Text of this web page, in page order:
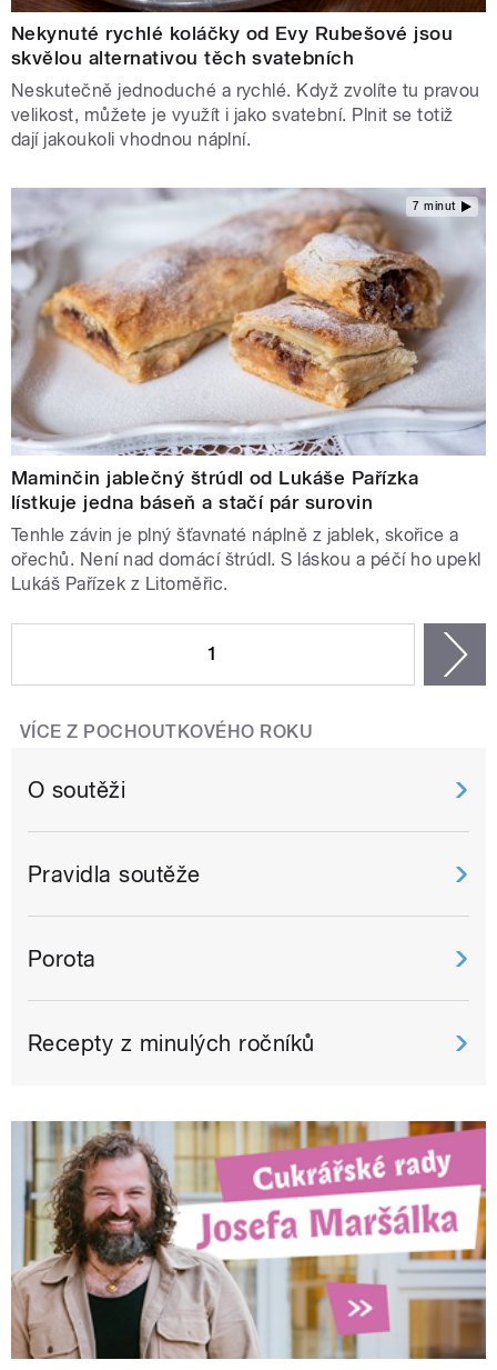
Nekynuté rychlé koláčky od Evy Rubešové jsou
skvělou alternativou těch svatebních
Neskutečně jednoduché a rychlé. Když zvolíte tu pravou
velikost, můžete je využít i jako svatební. Plnit se totiž
dají jakoukoli vhodnou náplní.
7 minut
Maminčin jablečný štrúdl od Lukáše Pařízka
lístkuje jedna báseň a stačí pár surovin
Tenhle závin je plný šťavnaté náplně z jablek, skořice a
ořechů. Není nad domácí štrúdl. S láskou a péčí ho upekl
Lukáš Pařízek z Litoměřic.
1
VÍCE Z POCHOUTKOVÉHO ROKU
O soutěži
Pravidla soutěže
Porota
Recepty z minulých ročníků